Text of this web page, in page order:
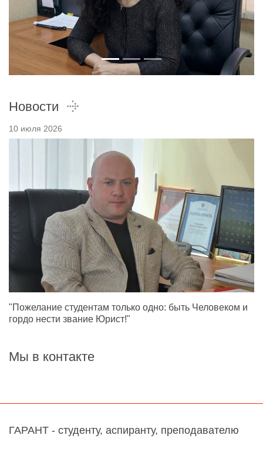
Новости
10 июля 2026
"Пожелание студентам только одно: быть Человеком и
гордо нести звание Юрист!"
Мы в контакте
ГАРАНТ - студенту, аспиранту, преподавателю